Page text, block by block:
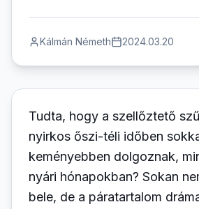
Kálmán Németh 2024.03.20
Tudta, hogy a szellőztető
nyirkos őszi-téli időben
keményebben dolgoznak,
nyári hónapokban? Sokan
bele, de a páratartalom